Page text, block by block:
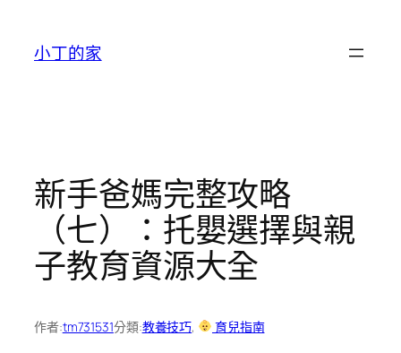
小丁的家
新手爸媽完整攻略
（七）：托嬰選擇與親
子教育資源大全
作者:tm731531分類:教養技巧, 育兒指南